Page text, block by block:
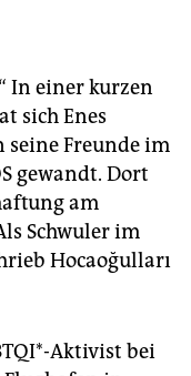
In einer kurzen
sich Enes
seine Freunde im
gewandt. Dort
am
Schwuler im
Hocaoğulları
Aktivist bei